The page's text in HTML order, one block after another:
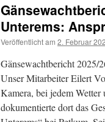
Unterems:
Veröffentlicht am 2. Februar
Gänsewachtbericht 2025/
Unser Mitarbeiter Eilert
Kamera, bei jedem Wetter
dokumentierte dort das